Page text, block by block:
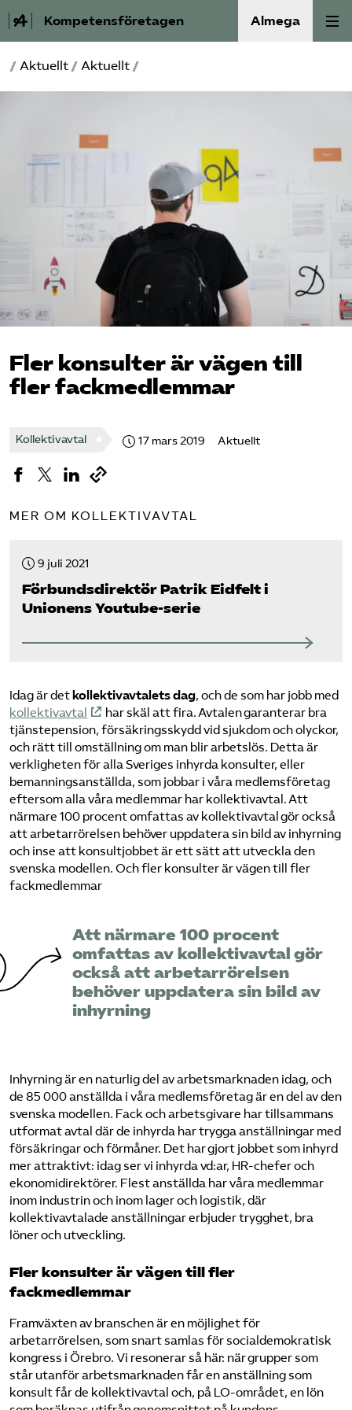
Kompetensföretagen Almega
Aktuellt
Våra frågor
Kurser och aktiviteter
Om oss
Omsättningsstatistik
Sök på kompetensforetagen.se
/ Aktuellt / Aktuellt /
Fler konsulter är vägen till
fler fackmedlemmar
Kollektivavtal 17 mars 2019 Aktuellt
MER OM KOLLEKTIVAVTAL
9 juli 2021
Förbundsdirektör Patrik Eidfelt i
Unionens Youtube-serie
Idag är det kollektivavtalets dag, och de som har jobb med
kollektivavtal
har skäl att fira. Avtalen garanterar bra
tjänstepension, försäkringsskydd vid sjukdom och olyckor,
och rätt till omställning om man blir arbetslös. Detta är
verkligheten för alla Sveriges inhyrda konsulter, eller
bemanningsanställda, som jobbar i våra medlemsföretag
eftersom alla våra medlemmar har kollektivavtal. Att
närmare 100 procent omfattas av kollektivavtal gör också
att arbetarrörelsen behöver uppdatera sin bild av inhyrning
och inse att konsultjobbet är ett sätt att utveckla den
svenska modellen. Och fler konsulter är vägen till fler
fackmedlemmar
Att närmare 100 procent
omfattas av kollektivavtal gör
också att arbetarrörelsen
behöver uppdatera sin bild av
inhyrning
Inhyrning är en naturlig del av arbetsmarknaden idag, och
de 85 000 anställda i våra medlemsföretag är en del av den
svenska modellen. Fack och arbetsgivare har tillsammans
utformat avtal där de inhyrda har trygga anställningar med
försäkringar och förmåner. Det har gjort jobbet som inhyrd
mer attraktivt: idag ser vi inhyrda vd:ar, HR-chefer och
ekonomidirektörer. Flest anställda har våra medlemmar
inom industrin och inom lager och logistik, där
kollektivavtalade anställningar erbjuder trygghet, bra
löner och utveckling.
Fler konsulter är vägen till fler
fackmedlemmar
Framväxten av branschen är en möjlighet för
arbetarrörelsen, som snart samlas för socialdemokratisk
kongress i Örebro. Vi resonerar så här: när grupper som
står utanför arbetsmarknaden får en anställning som
konsult får de kollektivavtal och, på LO-området, en lön